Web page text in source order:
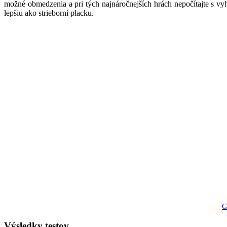
možné obmedzenia a pri tých najnáročnejších hrách nepočítajte s
lepšiu ako strieborní placku.